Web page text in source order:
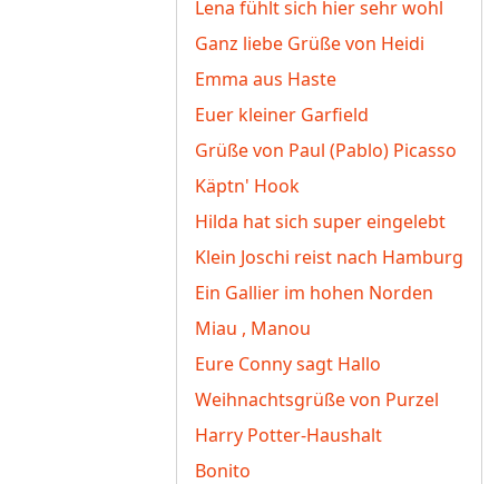
Lena fühlt sich hier sehr wohl
Ganz liebe Grüße von Heidi
Emma aus Haste
Euer kleiner Garfield
Grüße von Paul (Pablo) Picasso
Käptn' Hook
Hilda hat sich super eingelebt
Klein Joschi reist nach Hamburg
Ein Gallier im hohen Norden
Miau , Manou
Eure Conny sagt Hallo
Weihnachtsgrüße von Purzel
Harry Potter-Haushalt
Bonito